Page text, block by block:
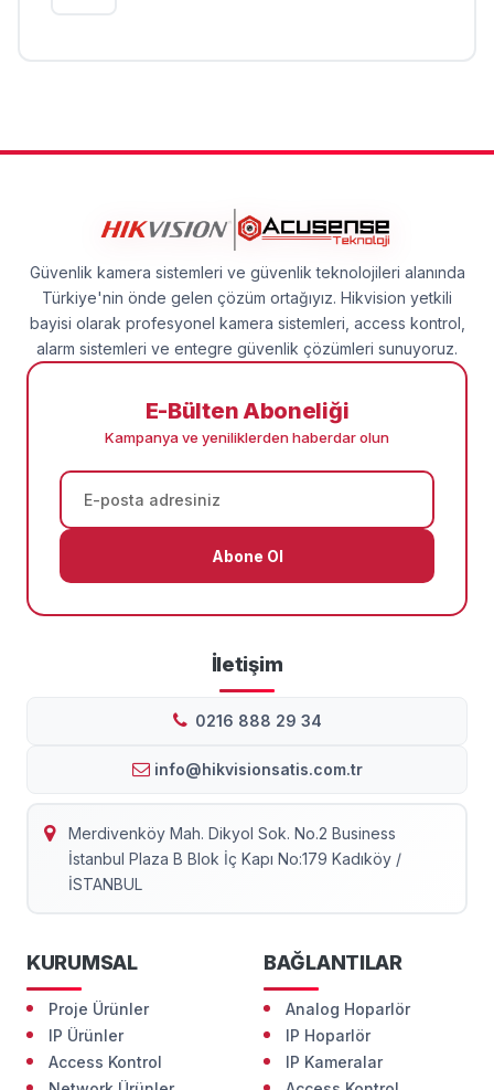
Güvenlik kamera sistemleri ve güvenlik teknolojileri alanında
Türkiye'nin önde gelen çözüm ortağıyız. Hikvision yetkili
bayisi olarak profesyonel kamera sistemleri, access kontrol,
alarm sistemleri ve entegre güvenlik çözümleri sunuyoruz.
E-Bülten Aboneliği
Kampanya ve yeniliklerden haberdar olun
Abone Ol
İletişim
0216 888 29 34
info@hikvisionsatis.com.tr
Merdivenköy Mah. Dikyol Sok. No.2 Business
İstanbul Plaza B Blok İç Kapı No:179 Kadıköy /
İSTANBUL
KURUMSAL
Proje Ürünler
IP Ürünler
Access Kontrol
BAĞLANTILAR
Analog Hoparlör
IP Hoparlör
IP Kameralar